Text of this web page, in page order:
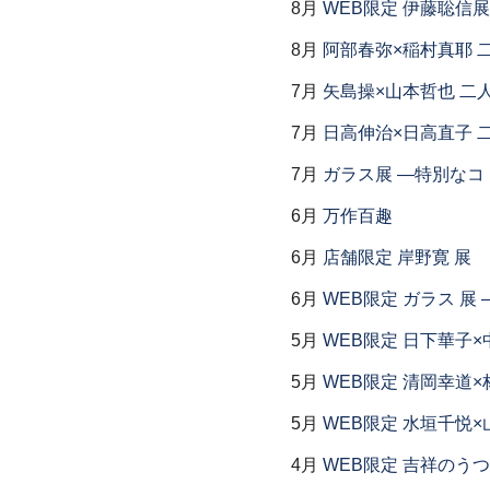
8月 WEB限定 伊藤聡信展
8月 阿部春弥×稲村真耶
7月 矢島操×山本哲也 二
7月 日高伸治×日高直子
7月 ガラス展 ―特別な
6月 万作百趣
6月 店舗限定 岸野寛 展
6月 WEB限定 ガラス
5月 WEB限定 日下華子×
5月 WEB限定 清岡幸道×
5月 WEB限定 水垣千悦×
4月 WEB限定 吉祥のう